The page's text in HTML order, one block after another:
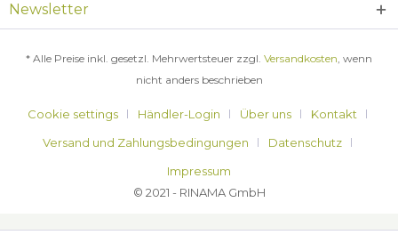
Newsletter
* Alle Preise inkl. gesetzl. Mehrwertsteuer zzgl. Versandkosten, wenn
nicht anders beschrieben
Cookie settings Händler-Login Über uns
Kontakt
Versand und Zahlungsbedingungen
Datenschutz
Impressum
© 2021 - RINAMA GmbH